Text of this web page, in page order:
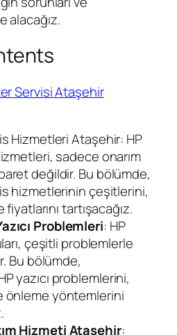
alacağız.
Servisi Ataşehir
Hizmetleri Ataşehir: HP
sadece onarım
değildir. Bu bölümde,
hizmetlerinin çeşitlerini,
fiyatlarını tartışacağız.
Problemleri: HP
çeşitli problemlerle
Bu bölümde,
yazıcı problemlerini,
önleme yöntemlerini
Hizmeti Ataşehir: